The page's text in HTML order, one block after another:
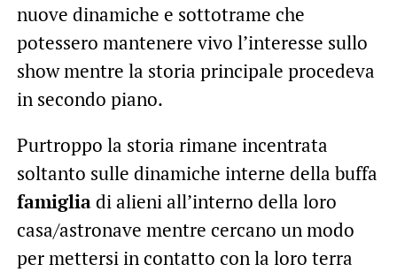
nuove dinamiche e sottotrame che
potessero mantenere vivo l’interesse sullo
show mentre la storia principale procedeva
in secondo piano.
Purtroppo la storia rimane incentrata
soltanto sulle dinamiche interne della buffa
famigliadi alieni all’interno della loro
casa/astronave mentre cercano un modo
per mettersi in contatto con la loro terra